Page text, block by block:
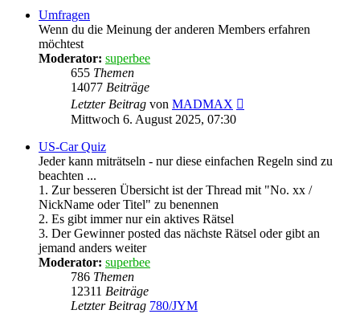
Umfragen
Wenn du die Meinung der anderen Members erfahren
möchtest
Moderator: superbee
655 Themen
14077 Beiträge
Letzter Beitrag von MADMAX
Mittwoch 6. August 2025, 07:30
US-Car Quiz
Jeder kann miträtseln - nur diese einfachen Regeln sind zu
beachten ...
1. Zur besseren Übersicht ist der Thread mit "No. xx /
NickName oder Titel" zu benennen
2. Es gibt immer nur ein aktives Rätsel
3. Der Gewinner posted das nächste Rätsel oder gibt an
jemand anders weiter
Moderator: superbee
786 Themen
12311 Beiträge
Letzter Beitrag 780/JYM